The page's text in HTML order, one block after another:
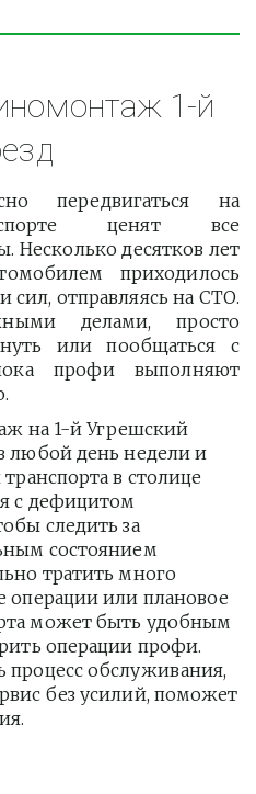
1-й
передвигаться на
ценят все
Несколько десятков лет
приходилось
сил, отправляясь на СТО.
делами, просто
или пообщаться с
профи выполняют
на 1-й Угрешский
любой день недели и
в столице
с дефицитом
следить за
состоянием
тратить много
или плановое
может быть удобным
операции профи.
процесс обслуживания,
без усилий, поможет